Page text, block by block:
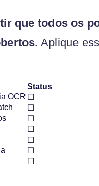
que todos os
Aplique
Status
OCR ☐
☐
☐
☐
☐
☐
☐